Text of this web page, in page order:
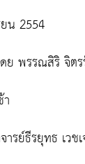
น 2554
ย พรรณสิริ จิต
รย์ธีรยุทธ เวช